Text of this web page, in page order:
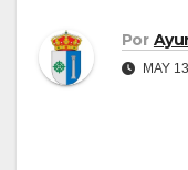
Por
MAY